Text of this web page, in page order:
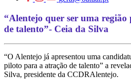
“Alentejo quer ser uma
de talento”- Ceia da Silva
“O Alentejo já apresentou uma
piloto para a atração de talento” a
Silva, presidente da CCDRAlentejo.